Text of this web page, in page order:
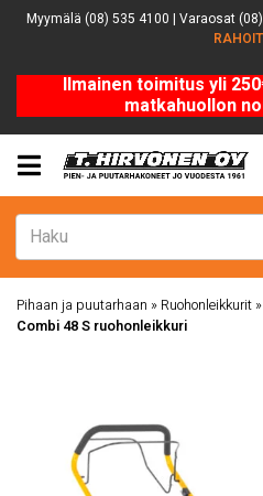
Myymälä (08) 535 4100 | Varaosat
Ilmainen toimitus yli
matkahuollon
Pihaan ja puutarhaan » Ruohonleikkurit »
Combi 48 S ruohonleikkuri